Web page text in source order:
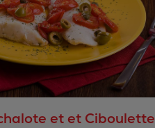
et et Ciboulette